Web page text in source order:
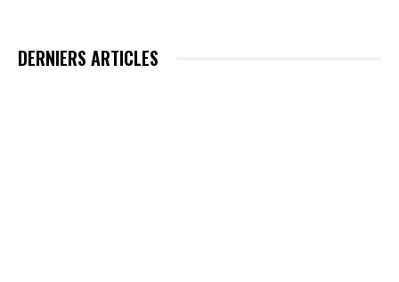
DERNIERS ARTICLES